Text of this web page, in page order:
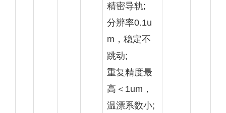
精密导轨;
分辨率0.1u
m，稳定不
跳动;
重复精度最
高＜1um，
温漂系数小;